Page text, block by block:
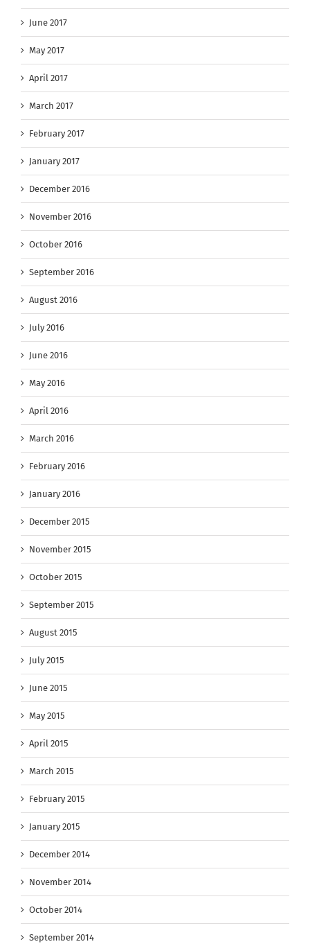
June 2017
May 2017
April 2017
March 2017
February 2017
January 2017
December 2016
November 2016
October 2016
September 2016
August 2016
July 2016
June 2016
May 2016
April 2016
March 2016
February 2016
January 2016
December 2015
November 2015
October 2015
September 2015
August 2015
July 2015
June 2015
May 2015
April 2015
March 2015
February 2015
January 2015
December 2014
November 2014
October 2014
September 2014